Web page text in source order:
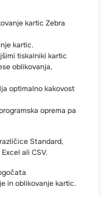
kartic Zebra
kartic.
tiskalniki kartic
oblikovanja,
optimalno kakovost
oprema pa
Standard,
ali CSV.
in oblikovanje kartic.